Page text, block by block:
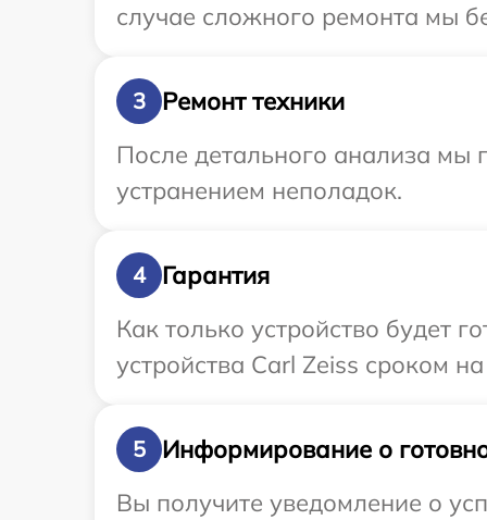
случае сложного ремонта мы
3
Ремонт техники
После детального анализа мы
устранением неполадок.
4
Гарантия
Как только устройство будет
устройства Carl Zeiss сроком
5
Информирование о
Вы получите уведомление о